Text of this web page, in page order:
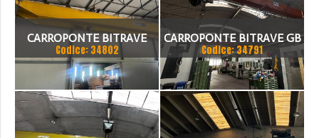
CARROPONTE BITRAVE
MELONI 10 TON
SCARTAMENTO 18875 MM
ANNO 1980
Codice: 34802
CARROPONTE BITRAVE GB
8 TON SCARTAMENTO
17000 MM
Codice: 34791